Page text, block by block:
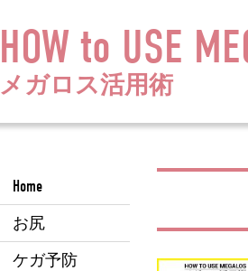
HOW to USE
メガロス活用術
Home
お尻
ケガ予防